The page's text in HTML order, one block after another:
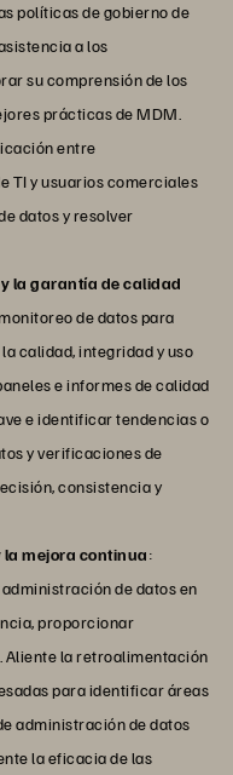
políticas de gobierno de
a los
su comprensión de los
prácticas de MDM.
entre
TI y usuarios comerciales
datos y resolver
la garantía de calidad
de datos para
calidad, integridad y uso
e informes de calidad
e identificar tendencias o
y verificaciones de
consistencia y
la mejora continua:
de datos en
proporcionar
Aliente la retroalimentación
para identificar áreas
administración de datos
la eficacia de las